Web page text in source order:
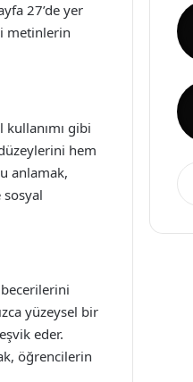
27’de yer
metinlerin
gibi
hem
anlamak,
yüzeysel bir
eder.
öğrencilerin